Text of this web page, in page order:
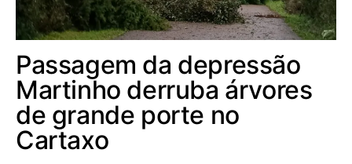
Passagem da depressão
Martinho derruba árvores
de grande porte no
Cartaxo